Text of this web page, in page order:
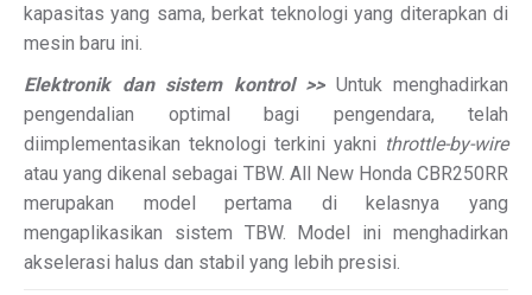
kapasitas yang sama, berkat teknologi yang diterapkan di
mesin baru ini.
Elektronik dan sistem kontrol >> Untuk menghadirkan
pengendalian optimal bagi pengendara, telah
diimplementasikan teknologi terkini yakni throttle-by-wire
atau yang dikenal sebagai TBW. All New Honda CBR250RR
merupakan model pertama di kelasnya yang
mengaplikasikan sistem TBW. Model ini menghadirkan
akselerasi halus dan stabil yang lebih presisi.